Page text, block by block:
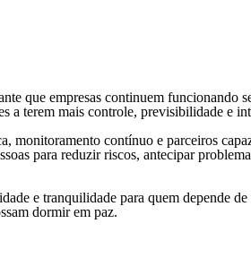
que empresas continuem funcionando
terem mais controle, previsibilidade e
monitoramento contínuo e parceiros
para reduzir riscos, antecipar
e tranquilidade para quem depende
dormir em paz.